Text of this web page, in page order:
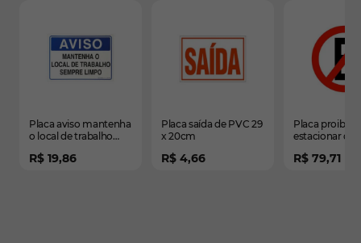
Placa aviso mantenha
o local de trabalho
35 x 25cm
R$ 19,86
Placa saída de PVC 29
x 20cm
R$ 4,66
Placa proibido
estacionar de
R$ 79,71